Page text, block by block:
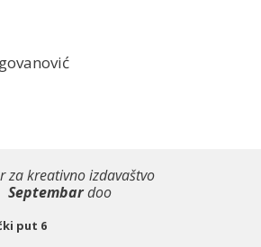
za kreativno izdavaštvo
Septembardoo
put 6